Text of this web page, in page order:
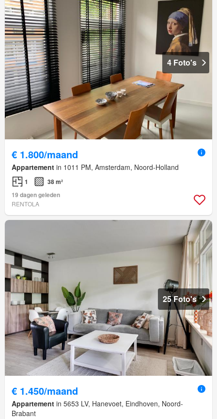
4 Foto's
€ 1.800/maand
Appartement in 1011 PM, Amsterdam, Noord-Holland
1
38 m²
19 dagen geleden
RENTOLA
25 Foto's
€ 1.450/maand
Appartement in 5653 LV, Hanevoet, Eindhoven, Noord-
Brabant